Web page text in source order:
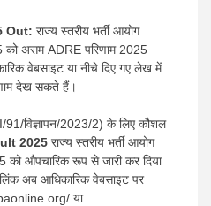
Out: राज्य स्तरीय भर्ती आयोग
को असम ADRE परिणाम 2025
वेबसाइट या नीचे दिए गए लेख में
देख सकते हैं।
विज्ञापन/2023/2) के लिए कौशल
2025 राज्य स्तरीय भर्ती आयोग
को औपचारिक रूप से जारी कर दिया
अब आधिकारिक वेबसाइट पर
या